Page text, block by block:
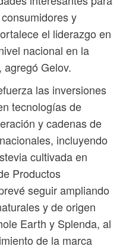
y
el liderazgo en
nacional en la
agregó Gelov.
las inversiones
tecnologías de
y cadenas de
incluyendo
cultivada en
Productos
seguir ampliando
y de origen
Earth y Splenda, al
de la marca